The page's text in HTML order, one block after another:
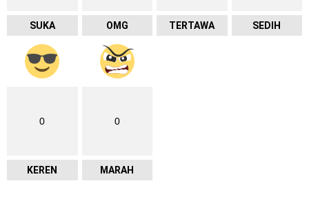
SUKA OMG TERTAWA SEDIH
0
KEREN
0
MARAH